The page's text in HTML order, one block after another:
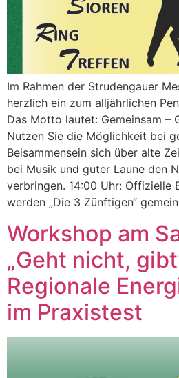
Im Rahmen der Strudengauer
herzlich ein zum alljährlichen
Das Motto lautet: Gemeinsam –
Nutzen Sie die Möglichkeit bei
Beisammensein sich über alte
bei Musik und guter Laune den
verbringen. 14:00 Uhr: Offizielle
werden „Die 3 Zünftigen“
Workshop am
„Geht nicht,
Regionale
im Praxistest